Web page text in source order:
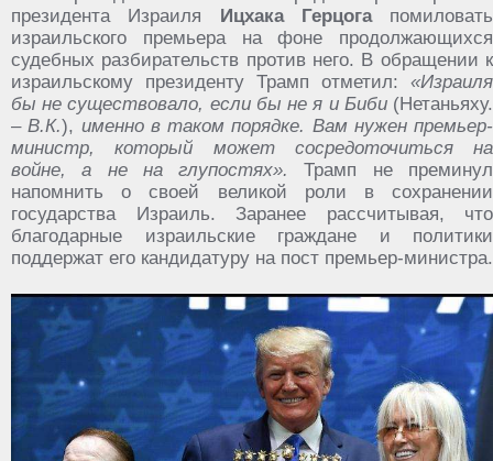
президента Израиля
Ицхака Герцогапомиловать
израильского премьера на фоне продолжающихся
судебных разбирательств против него. В обращении к
израильскому президенту Трамп отметил: «Израиля
бы не существовало, если бы не я и Биби (Нетаньяху.
–В.К.), именно в таком порядке. Вам нужен премьер-
министр, который может сосредоточиться на
войне, а не на глупостях».Трамп не преминул
напомнить о своей великой роли в сохранении
государства Израиль. Заранее рассчитывая, что
благодарные израильские граждане и политики
поддержат его кандидатуру на пост премьер-министра.